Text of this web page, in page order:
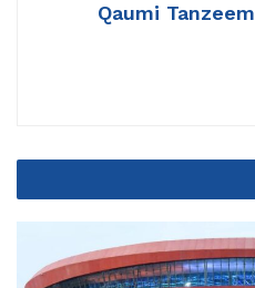
Qaumi Tanzeem